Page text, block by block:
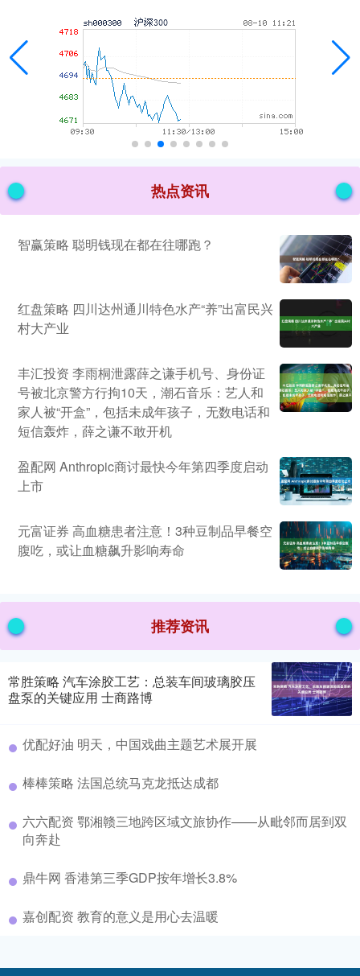
热点资讯
智赢策略 聪明钱现在都在往哪跑？
红盘策略 四川达州通川特色水产“养”出富民兴
村大产业
丰汇投资 李雨桐泄露薛之谦手机号、身份证
号被北京警方行拘10天，潮石音乐：艺人和
家人被“开盒”，包括未成年孩子，无数电话和
短信轰炸，薛之谦不敢开机
盈配网 Anthropic商讨最快今年第四季度启动
上市
元富证券 高血糖患者注意！3种豆制品早餐空
腹吃，或让血糖飙升影响寿命
推荐资讯
常胜策略 汽车涂胶工艺：总装车间玻璃胶压
盘泵的关键应用 士商路博
优配好油 明天，中国戏曲主题艺术展开展
棒棒策略 法国总统马克龙抵达成都
六六配资 鄂湘赣三地跨区域文旅协作——从毗邻而居到双
向奔赴
鼎牛网 香港第三季GDP按年增长3.8%
嘉创配资 教育的意义是用心去温暖